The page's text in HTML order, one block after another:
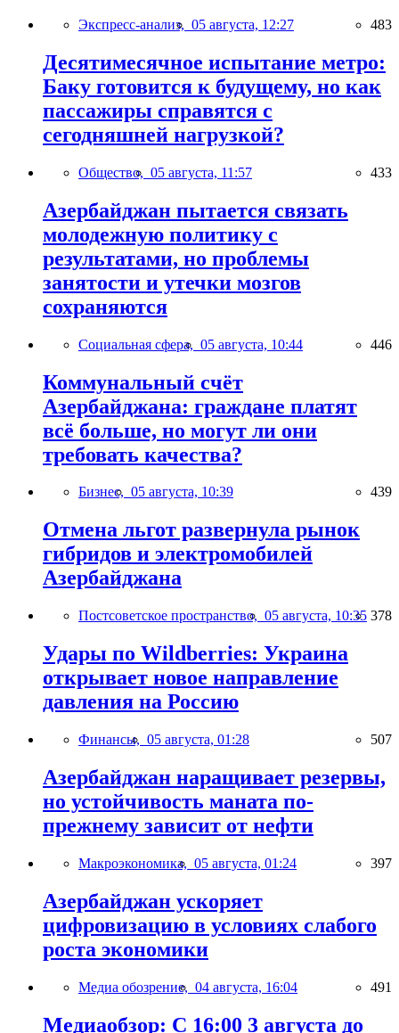
Экспресс-анализ, 05 августа, 12:27 483
Десятимесячное испытание метро:
Баку готовится к будущему, но как
пассажиры справятся с
сегодняшней нагрузкой?
Общество, 05 августа, 11:57 433
Азербайджан пытается связать
молодежную политику с
результатами, но проблемы
занятости и утечки мозгов
сохраняются
Социальная сфера, 05 августа, 10:44 446
Коммунальный счёт
Азербайджана: граждане платят
всё больше, но могут ли они
требовать качества?
Бизнес, 05 августа, 10:39 439
Отмена льгот развернула рынок
гибридов и электромобилей
Азербайджана
Постсоветское пространство, 05 августа, 10:35 378
Удары по Wildberries: Украина
открывает новое направление
давления на Россию
Финансы, 05 августа, 01:28 507
Азербайджан наращивает резервы,
но устойчивость маната по-
прежнему зависит от нефти
Макроэкономика, 05 августа, 01:24 397
Азербайджан ускоряет
цифровизацию в условиях слабого
роста экономики
Медиа обозрение, 04 августа, 16:04 491
Медиаобзор: С 16:00 3 августа до